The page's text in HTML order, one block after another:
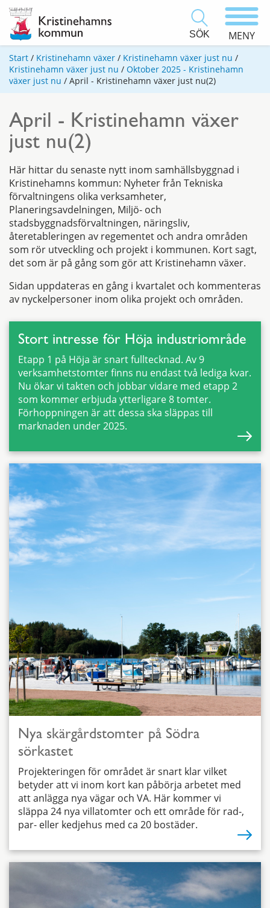
SÖK MENY
Start / Kristinehamn växer / Kristinehamn växer just nu /
Kristinehamn växer just nu / Oktober 2025 - Kristinehamn
växer just nu / April - Kristinehamn växer just nu(2)
April - Kristinehamn växer
just nu(2)
Här hittar du senaste nytt inom samhällsbyggnad i
Kristinehamns kommun: Nyheter från Tekniska
förvaltningens olika verksamheter,
Planeringsavdelningen, Miljö- och
stadsbyggnadsförvaltningen, näringsliv,
återetableringen av regementet och andra områden
som rör utveckling och projekt i kommunen. Kort sagt,
det som är på gång som gör att Kristinehamn växer.
Sidan uppdateras en gång i kvartalet och kommenteras
av nyckelpersoner inom olika projekt och områden.
Stort intresse för Höja industriområde
Etapp 1 på Höja är snart fulltecknad. Av 9
verksamhetstomter finns nu endast två lediga kvar.
Nu ökar vi takten och jobbar vidare med etapp 2
som kommer erbjuda ytterligare 8 tomter.
Förhoppningen är att dessa ska släppas till
marknaden under 2025.
Nya skärgårdstomter på Södra
sörkastet
Projekteringen för området är snart klar vilket
betyder att vi inom kort kan påbörja arbetet med
att anlägga nya vägar och VA. Här kommer vi
släppa 24 nya villatomter och ett område för rad-,
par- eller kedjehus med ca 20 bostäder.